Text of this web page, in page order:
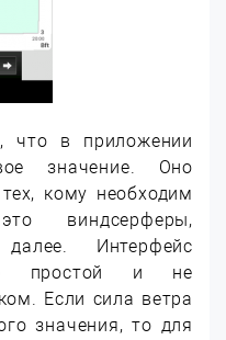
что в приложении
значение. Оно
кому необходим
виндсерферы,
Интерфейс
простой и не
Если сила ветра
значения, то для